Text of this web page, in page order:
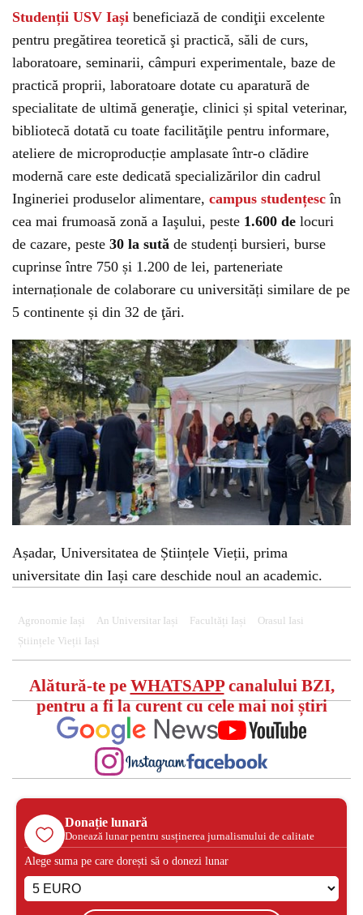
Studenții USV Iași beneficiază de condiţii excelente
pentru pregătirea teoretică şi practică, săli de curs,
laboratoare, seminarii, câmpuri experimentale, baze de
practică proprii, laboratoare dotate cu aparatură de
specialitate de ultimă generaţie, clinici și spital veterinar,
bibliotecă dotată cu toate facilităţile pentru informare,
ateliere de microproducție amplasate într-o clădire
modernă care este dedicată specializărilor din cadrul
Ingineriei produselor alimentare, campus studențesc în
cea mai frumoasă zonă a Iaşului, peste 1.600 de locuri
de cazare, peste 30 la sută de studenți bursieri, burse
cuprinse între 750 și 1.200 de lei, parteneriate
internaționale de colaborare cu universități similare de pe
5 continente și din 32 de ţări.
Așadar, Universitatea de Științele Vieții, prima
universitate din Iași care deschide noul an academic.
Agronomie Iași An Universitar Iași Facultăți Iași
Orasul Iasi
Științele Vieții Iași
Alătură-te pe WHATSAPPcanalului BZI,
pentru a fi la curent cu cele mai noi știri
Donație lunară
Donează lunar pentru susținerea jurnalismului de calitate
Alege suma pe care dorești să o donezi lunar